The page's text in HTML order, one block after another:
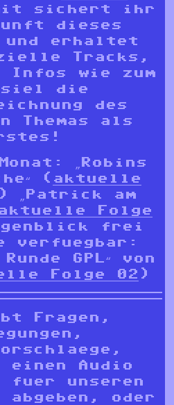
sichert ihr
dieses
und erhaltet
Tracks,
Infos wie zum
die
des
Themas als
„Robins
( aktuelle
) „Patrick am
Folge
frei
verfuegbar:
GPL“ von
Folge 02 )
Fragen,
einen Audio
fuer unseren
abgeben, oder